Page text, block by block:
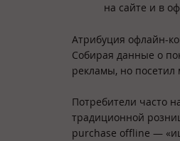
на сайте и в
Атрибуция офлайн-
Собирая данные о
рекламы, но посетил
Потребители часто
традиционной
purchase offline —